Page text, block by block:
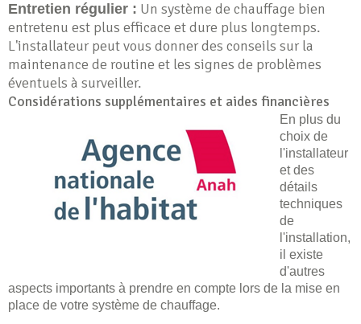
Entretien régulier : Un système de chauffage bien
entretenu est plus efficace et dure plus longtemps.
L'installateur peut vous donner des conseils sur la
maintenance de routine et les signes de problèmes
éventuels à surveiller.
Considérations supplémentaires et aides financières
En plus du
choix de
l'installateur
et des
détails
techniques
de
l'installation,
il existe
d'autres
aspects importants à prendre en compte lors de la mise en
place de votre système de chauffage.